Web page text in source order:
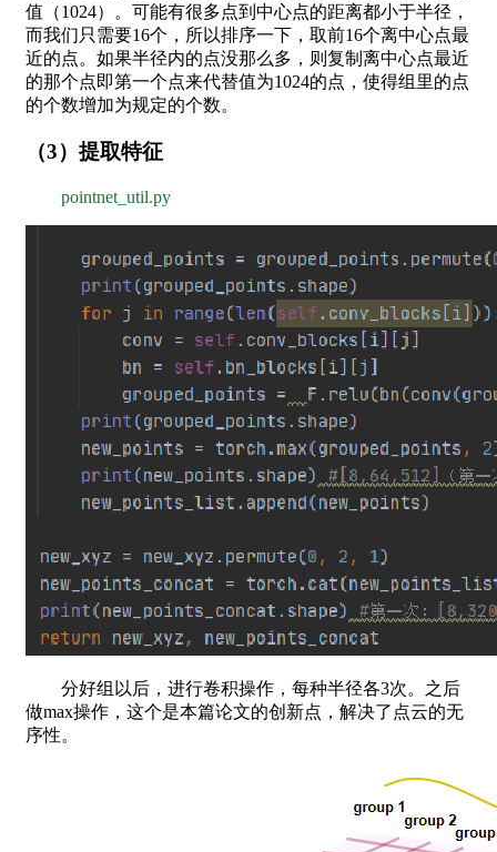
值（1024）。可能有很多点到中心点的距离都小于半径，
而我们只需要16个，所以排序一下，取前16个离中心点最
近的点。如果半径内的点没那么多，则复制离中心点最近
的那个点即第一个点来代替值为1024的点，使得组里的点
的个数增加为规定的个数。
（3）提取特征
pointnet_util.py
分好组以后，进行卷积操作，每种半径各3次。之后
做max操作，这个是本篇论文的创新点，解决了点云的无
序性。